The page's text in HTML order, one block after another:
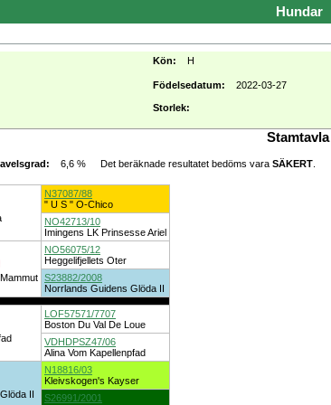
Hundar
Kön: H
Födelsedatum: 2022-03-27
Storlek:
Stamtavla
6,6 % Det beräknade resultatet bedöms vara SÄKERT
N37087/88
" U S " O-Chico
NO42713/10
Imingens LK Prinsesse Ariel
NO56075/12
Heggelifjellets Oter
S23882/2008
Norrlands Guidens Glöda II
LOF57571/7707
Boston Du Val De Loue
VDHDPSZ47/06
Alina Vom Kapellenpfad
II
N18816/03
Kleivskogen's Kayser
S26991/2001